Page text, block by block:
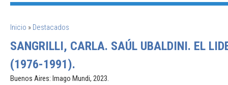
SE ENCUENTRA USTED AQUÍ
Inicio » Destacados
SANGRILLI, CARLA. SAÚL UBALDINI. EL
(1976-1991).
Buenos Aires: Imago Mundi, 2023.